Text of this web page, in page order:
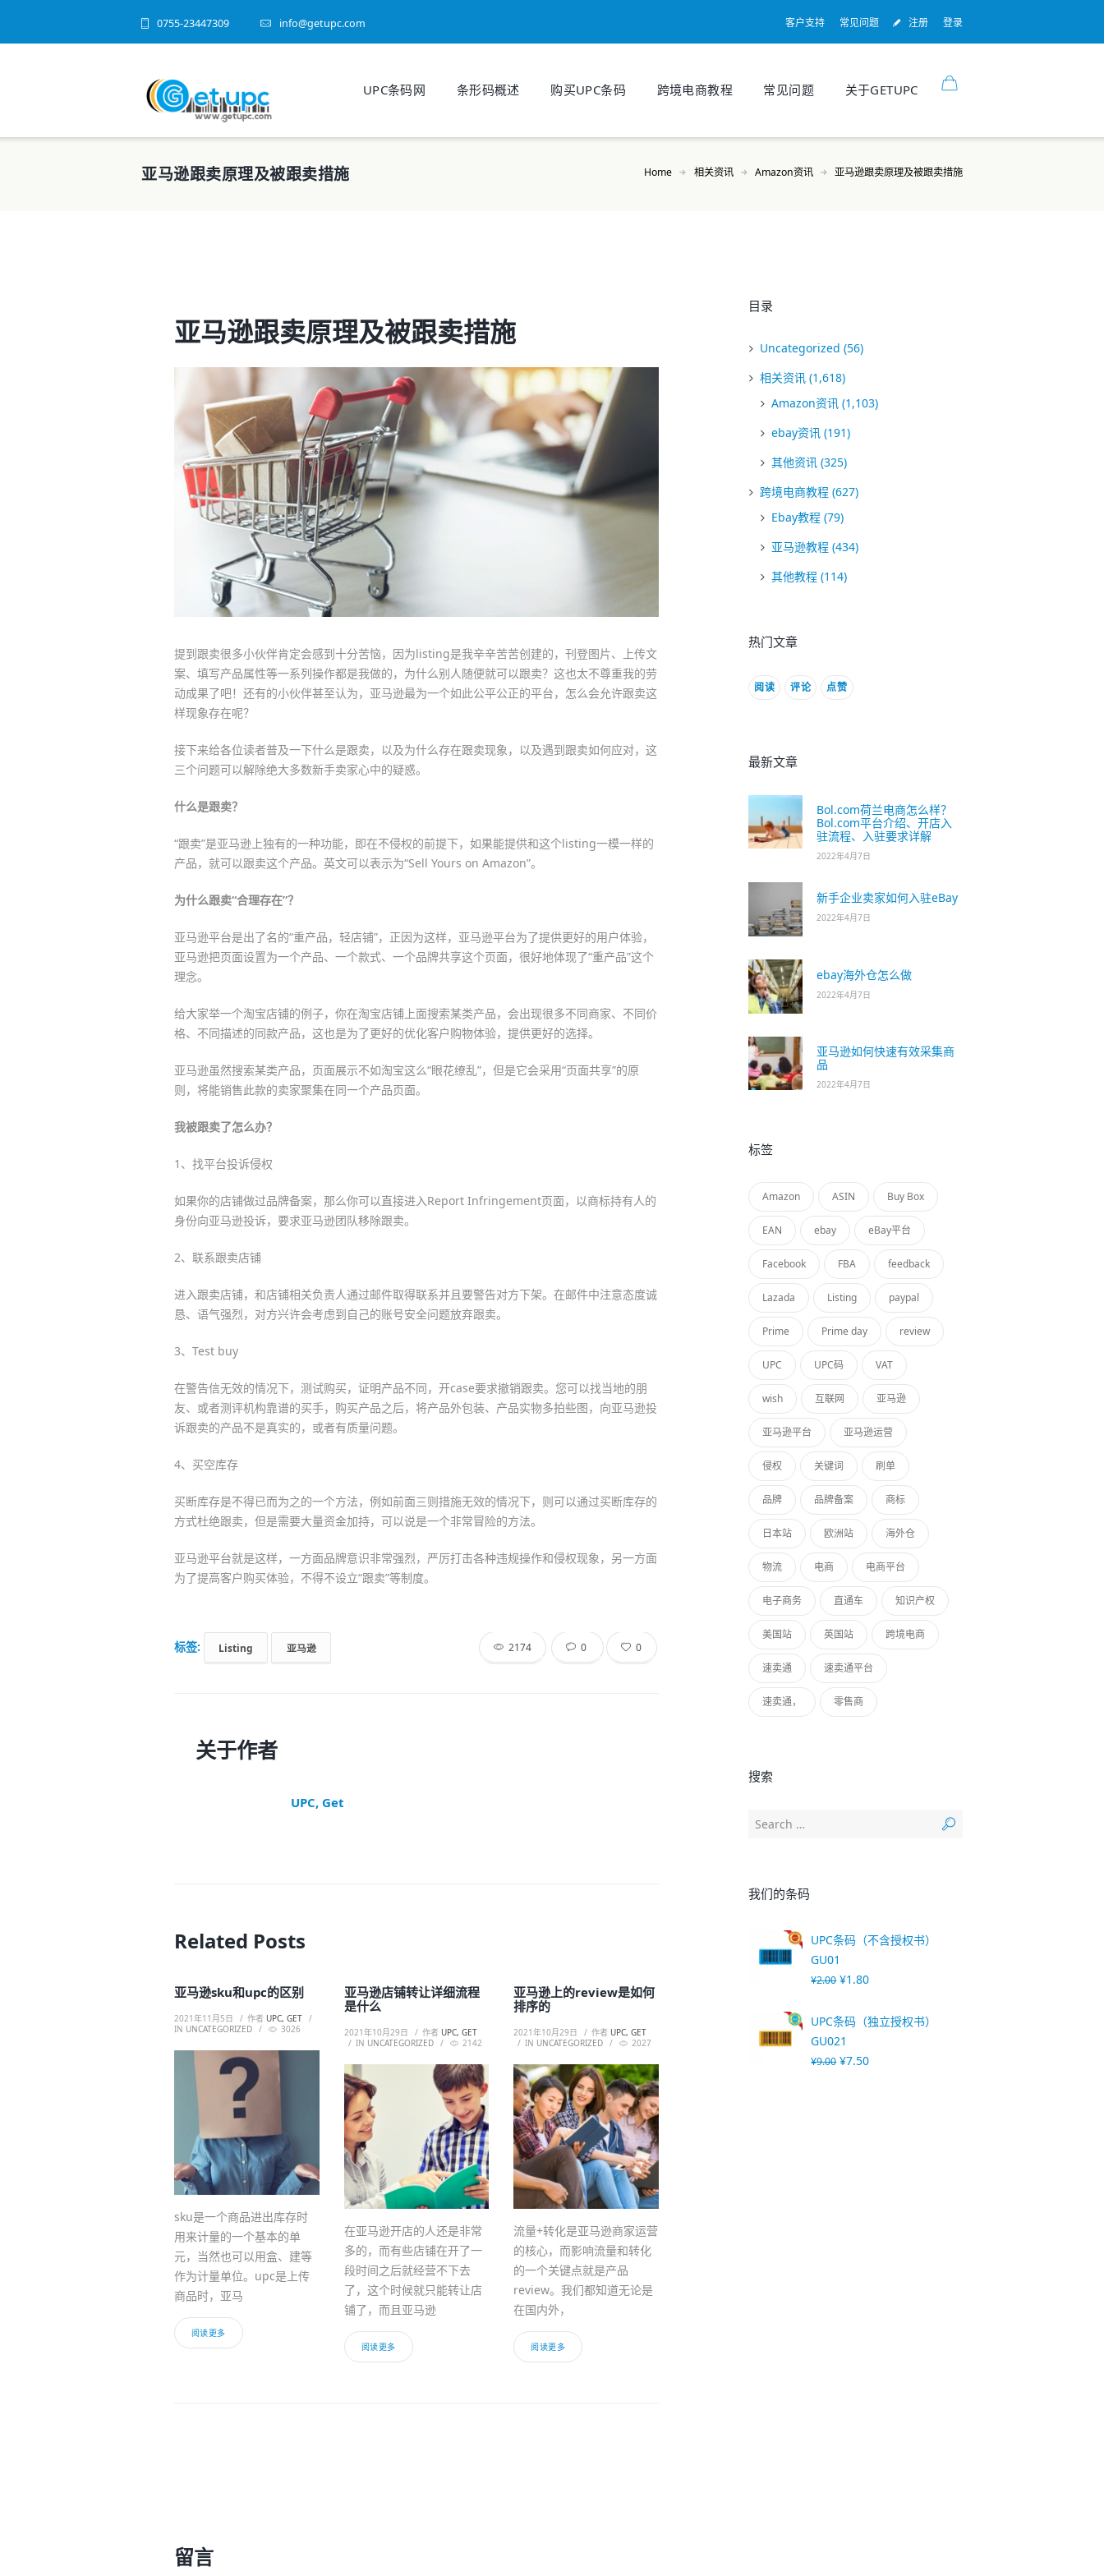
0755-23447309 info@getupc.com 客户支持 常见问题 注册 登录
UPC条码网 条形码概述 购买UPC条码 跨境电商教程 常见问题 关于GETUPC
亚马逊跟卖原理及被跟卖措施 Home 相关资讯 Amazon资讯 亚马逊跟卖原理及被跟卖措施
亚马逊跟卖原理及被跟卖措施
提到跟卖很多小伙伴肯定会感到十分苦恼，因为listing是我辛辛苦苦创建的，刊登图片、上传文
案、填写产品属性等一系列操作都是我做的，为什么别人随便就可以跟卖？这也太不尊重我的劳
动成果了吧！还有的小伙伴甚至认为，亚马逊最为一个如此公平公正的平台，怎么会允许跟卖这
样现象存在呢？
接下来给各位读者普及一下什么是跟卖，以及为什么存在跟卖现象，以及遇到跟卖如何应对，这
三个问题可以解除绝大多数新手卖家心中的疑惑。
什么是跟卖？
“跟卖”是亚马逊上独有的一种功能，即在不侵权的前提下，如果能提供和这个listing一模一样的
产品，就可以跟卖这个产品。英文可以表示为“Sell Yours on Amazon”。
为什么跟卖“合理存在”？
亚马逊平台是出了名的“重产品，轻店铺”，正因为这样，亚马逊平台为了提供更好的用户体验，
亚马逊把页面设置为一个产品、一个款式、一个品牌共享这个页面，很好地体现了“重产品”这个
理念。
给大家举一个淘宝店铺的例子，你在淘宝店铺上面搜索某类产品，会出现很多不同商家、不同价
格、不同描述的同款产品，这也是为了更好的优化客户购物体验，提供更好的选择。
亚马逊虽然搜索某类产品，页面展示不如淘宝这么“眼花缭乱”，但是它会采用“页面共享”的原
则，将能销售此款的卖家聚集在同一个产品页面。
我被跟卖了怎么办？
1、找平台投诉侵权
如果你的店铺做过品牌备案，那么你可以直接进入Report Infringement页面，以商标持有人的
身份向亚马逊投诉，要求亚马逊团队移除跟卖。
2、联系跟卖店铺
进入跟卖店铺，和店铺相关负责人通过邮件取得联系并且要警告对方下架。在邮件中注意态度诚
恳、语气强烈，对方兴许会考虑到自己的账号安全问题放弃跟卖。
3、Test buy
在警告信无效的情况下，测试购买，证明产品不同，开case要求撤销跟卖。您可以找当地的朋
友、或者测评机构靠谱的买手，购买产品之后，将产品外包装、产品实物多拍些图，向亚马逊投
诉跟卖的产品不是真实的，或者有质量问题。
4、买空库存
买断库存是不得已而为之的一个方法，例如前面三则措施无效的情况下，则可以通过买断库存的
方式杜绝跟卖，但是需要大量资金加持，可以说是一个非常冒险的方法。
亚马逊平台就是这样，一方面品牌意识非常强烈，严厉打击各种违规操作和侵权现象，另一方面
为了提高客户购买体验，不得不设立“跟卖”等制度。
标签: Listing 亚马逊 2174 0 0
关于作者
UPC, Get
Related Posts
亚马逊sku和upc的区别
2021年11月5日 作者 UPC, GET
IN UNCATEGORIZED 3026
sku是一个商品进出库存时
用来计量的一个基本的单
元，当然也可以用盒、建等
作为计量单位。upc是上传
商品时，亚马
阅读更多
亚马逊店铺转让详细流程
是什么
2021年10月29日 作者 UPC, GET
IN UNCATEGORIZED 2142
在亚马逊开店的人还是非常
多的，而有些店铺在开了一
段时间之后就经营不下去
了，这个时候就只能转让店
铺了，而且亚马逊
阅读更多
亚马逊上的review是如何
排序的
2021年10月29日 作者 UPC, GET
IN UNCATEGORIZED 2027
流量+转化是亚马逊商家运营
的核心，而影响流量和转化
的一个关键点就是产品
review。我们都知道无论是
在国内外，
阅读更多
留言
目录
Uncategorized (56)
相关资讯 (1,618)
Amazon资讯 (1,103)
ebay资讯 (191)
其他资讯 (325)
跨境电商教程 (627)
Ebay教程 (79)
亚马逊教程 (434)
其他教程 (114)
热门文章
阅读 评论 点赞
最新文章
Bol.com荷兰电商怎么样？
Bol.com平台介绍、开店入
驻流程、入驻要求详解
2022年4月7日
新手企业卖家如何入驻eBay
2022年4月7日
ebay海外仓怎么做
2022年4月7日
亚马逊如何快速有效采集商
品
2022年4月7日
标签
Amazon ASIN Buy Box
EAN ebay eBay平台
Facebook FBA feedback
Lazada Listing paypal
Prime Prime day review
UPC UPC码 VAT
wish 互联网 亚马逊
亚马逊平台 亚马逊运营
侵权 关键词 刷单
品牌 品牌备案 商标
日本站 欧洲站 海外仓
物流 电商 电商平台
电子商务 直通车 知识产权
美国站 英国站 跨境电商
速卖通 速卖通平台
速卖通， 零售商
搜索
我们的条码
UPC条码（不含授权书）
GU01
¥2.00 ¥1.80
UPC条码（独立授权书）
GU021
¥9.00 ¥7.50